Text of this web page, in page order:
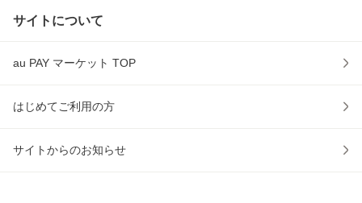
サイトについて
au PAY マーケット TOP
はじめてご利用の方
サイトからのお知らせ